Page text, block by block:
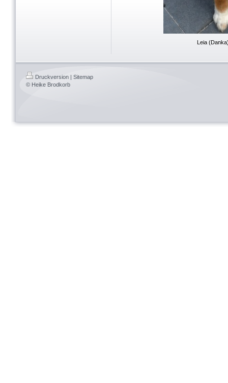
Leia
Druckversion | Sitemap
© Heike Brodkorb